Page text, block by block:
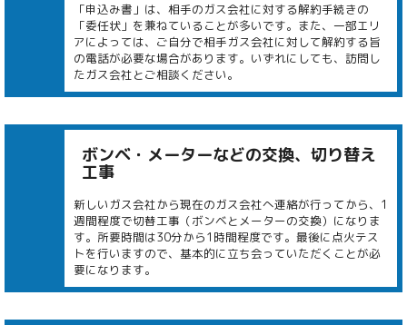
「申込み書」は、相手のガス会社に対する解約手続きの
「委任状」を兼ねていることが多いです。また、一部エリ
アによっては、ご自分で相手ガス会社に対して解約する旨
の電話が必要な場合があります。いずれにしても、訪問し
たガス会社とご相談ください。
ボンベ・メーターなどの交換、切り替え
工事
新しいガス会社から現在のガス会社へ連絡が行ってから、1
週間程度で切替工事（ボンベとメーターの交換）になりま
す。所要時間は30分から1時間程度です。最後に点火テス
トを行いますので、基本的に立ち会っていただくことが必
要になります。